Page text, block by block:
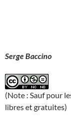
Serge Baccino
(Note : Sauf pour
libres et gratuites)